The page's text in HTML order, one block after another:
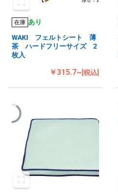
在庫 あり
WAKI フェルトシート 薄
茶 ハードフリーサイズ 2
枚入
￥315.7~[税込]